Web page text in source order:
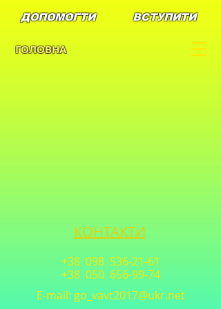
ГОЛОВНА
ДОПОМОГТИ ВСТУПИТИ
КОНТАКТИ
+38 098 536-21-61
+38 050 656-99-74
E-mail: go_vavt2017@ukr.net